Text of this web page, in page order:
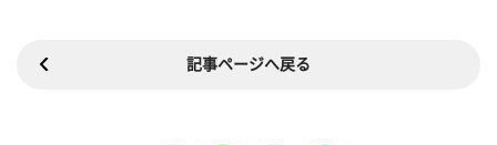
記事ページへ戻る